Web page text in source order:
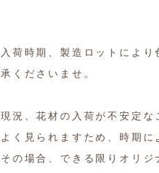
入荷時期、製造ロットによ
承くださいませ。
現況、花材の入荷が不安定
よく見られますため、時期
その場合、できる限りオリジ